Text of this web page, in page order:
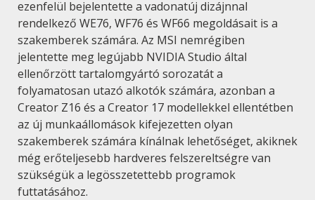
ezenfelül bejelentette a vadonatúj dizájnnal
rendelkező WE76, WF76 és WF66 megoldásait is a
szakemberek számára. Az MSI nemrégiben
jelentette meg legújabb NVIDIA Studio által
ellenőrzött tartalomgyártó sorozatát a
folyamatosan utazó alkotók számára, azonban a
Creator Z16 és a Creator 17 modellekkel ellentétben
az új munkaállomások kifejezetten olyan
szakemberek számára kínálnak lehetőséget, akiknek
még erőteljesebb hardveres felszereltségre van
szükségük a legösszetettebb programok
futtatásához.